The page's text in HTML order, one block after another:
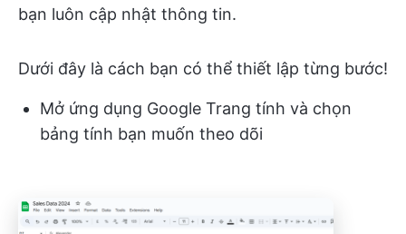
bạn luôn cập nhật thông tin.
Dưới đây là cách bạn có thể thiết lập từng bước!
Mở ứng dụng Google Trang tính và chọn
bảng tính bạn muốn theo dõi